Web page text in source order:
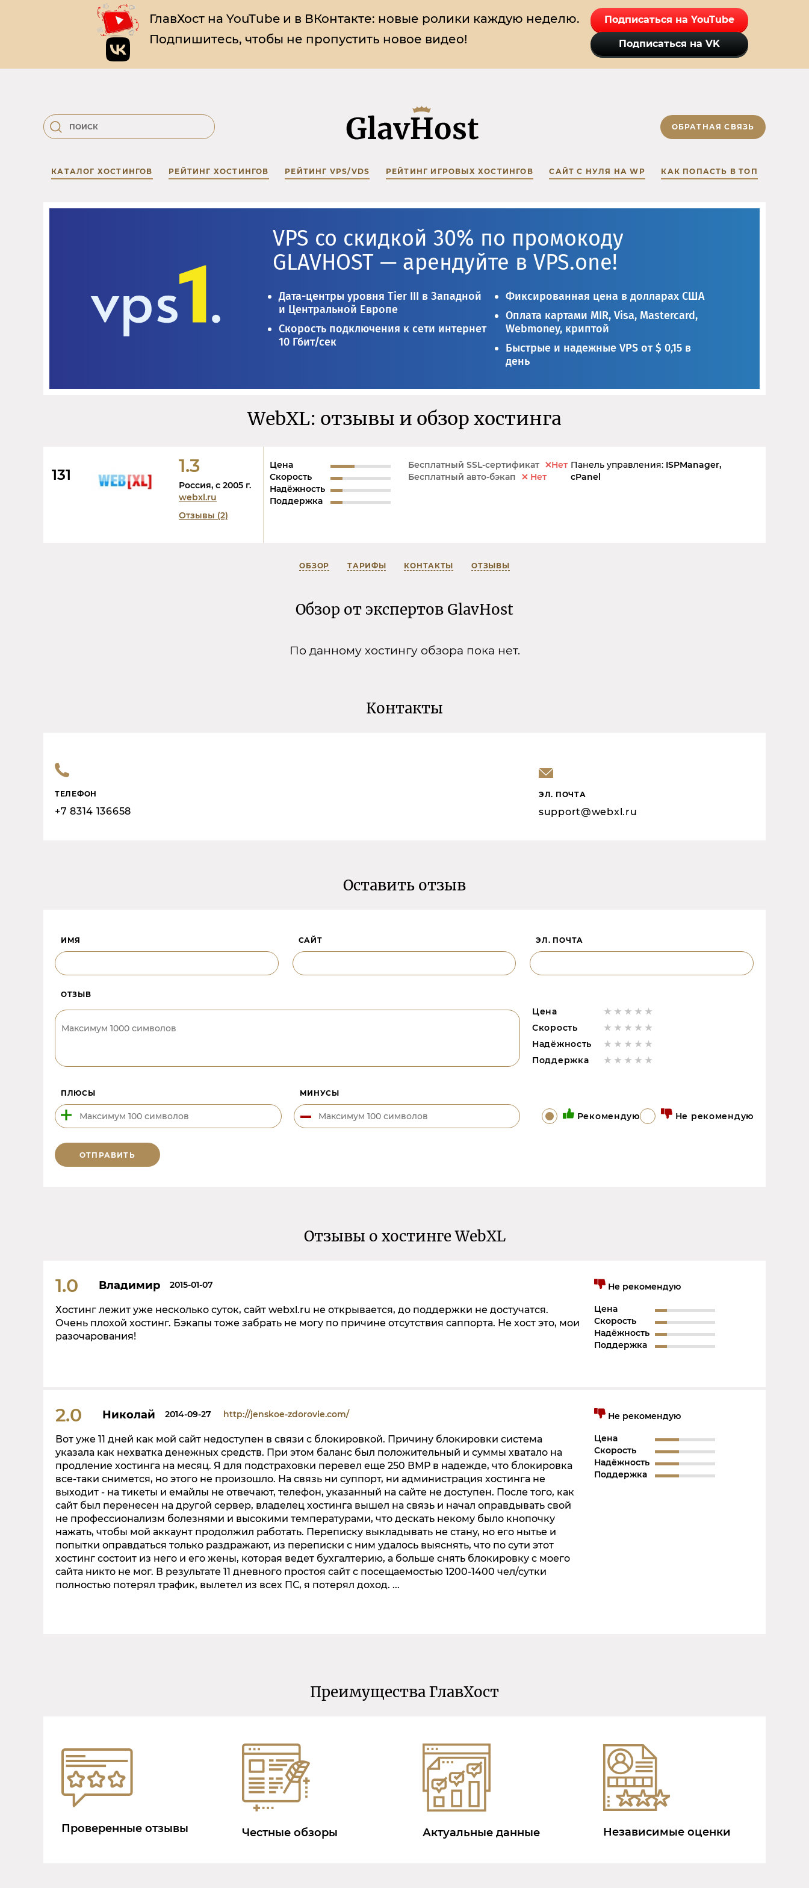
ГлавХост на YouTube и в ВКонтакте: новые ролики каждую неделю.
Подпишитесь, чтобы не пропустить новое видео!
Подписаться на YouTube
Подписаться на VK
ОБРАТНАЯ СВЯЗЬ
КАТАЛОГ ХОСТИНГОВ РЕЙТИНГ ХОСТИНГОВ РЕЙТИНГ VPS/VDS РЕЙТИНГ ИГРОВЫХ ХОСТИНГОВ САЙТ С НУЛЯ НА WP КАК ПОПАСТЬ В ТОП
VPS со скидкой 30% по промокоду
GLAVHOST — арендуйте в VPS.one!
Дата-центры уровня Tier III в Западной
и Центральной Европе
Скорость подключения к сети интернет
10 Гбит/сек
Фиксированная цена в долларах США
Оплата картами MIR, Visa, Mastercard,
Webmoney, криптой
Быстрые и надежные VPS от $ 0,15 в
день
WebXL: отзывы и обзор хостинга
131 1.3
Россия, c 2005 г.
webxl.ru
Отзывы (2)
Цена
Скорость
Надёжность
Поддержка
Бесплатный SSL-сертификат
Нет
Бесплатный авто-бэкап
Нет
Панель управления: ISPManager,
cPanel
ОБЗОР ТАРИФЫ КОНТАКТЫ ОТЗЫВЫ
Обзор от экспертов GlavHost
По данному хостингу обзора пока нет.
Контакты
ТЕЛЕФОН
+7 8314 136658
ЭЛ. ПОЧТА
support@webxl.ru
Оставить отзыв
ИМЯ САЙТ ЭЛ. ПОЧТА
ОТЗЫВ
Цена
Скорость
Надёжность
Поддержка
ПЛЮСЫ МИНУСЫ
Рекомендую Не рекомендую
ОТПРАВИТЬ
Отзывы о хостинге WebXL
1.0 Владимир 2015-01-07
Хостинг лежит уже несколько суток, сайт webxl.ru не открывается, до поддержки не достучатся.
Очень плохой хостинг. Бэкапы тоже забрать не могу по причине отсутствия саппорта. Не хост это, мои
разочарования!
Не рекомендую
Цена
Скорость
Надёжность
Поддержка
2.0 Николай 2014-09-27 http://jenskoe-zdorovie.com/
Вот уже 11 дней как мой сайт недоступен в связи с блокировкой. Причину блокировки система
указала как нехватка денежных средств. При этом баланс был положительный и суммы хватало на
продление хостинга на месяц. Я для подстраховки перевел еще 250 ВМР в надежде, что блокировка
все-таки снимется, но этого не произошло. На связь ни суппорт, ни администрация хостинга не
выходит - на тикеты и емайлы не отвечают, телефон, указанный на сайте не доступен. После того, как
сайт был перенесен на другой сервер, владелец хостинга вышел на связь и начал оправдывать свой
не профессионализм болезнями и высокими температурами, что дескать некому было кнопочку
нажать, чтобы мой аккаунт продолжил работать. Переписку выкладывать не стану, но его нытье и
попытки оправдаться только раздражают, из переписки с ним удалось выяснять, что по сути этот
хостинг состоит из него и его жены, которая ведет бухгалтерию, а больше снять блокировку с моего
сайта никто не мог. В результате 11 дневного простоя сайт с посещаемостью 1200-1400 чел/сутки
полностью потерял трафик, вылетел из всех ПС, я потерял доход. ...
Не рекомендую
Цена
Скорость
Надёжность
Поддержка
Преимущества ГлавХост
Проверенные отзывы Честные обзоры Актуальные данные Независимые оценки